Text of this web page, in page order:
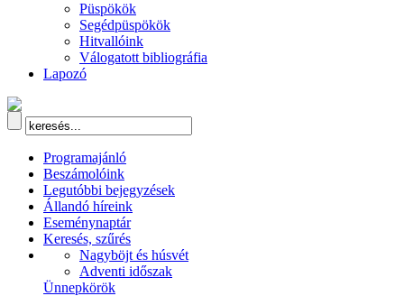
Püspökök
Segédpüspökök
Hitvallóink
Válogatott bibliográfia
Lapozó
Programajánló
Beszámolóink
Legutóbbi bejegyzések
Állandó híreink
Eseménynaptár
Keresés, szűrés
Nagyböjt és húsvét
Adventi időszak
Ünnepkörök